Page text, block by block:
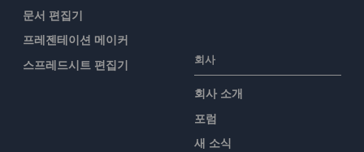
문서 편집기
프레젠테이션 메이커
스프레드시트 편집기
회사
회사 소개
포럼
새 소식